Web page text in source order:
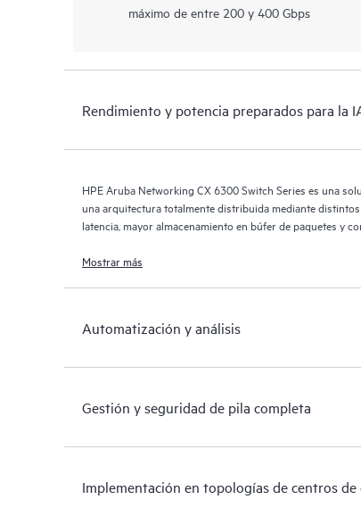
máximo de entre 200 y 400 Gbps
Rendimiento y potencia preparados para la
HPE Aruba Networking CX 6300 Switch Series es una
una arquitectura totalmente distribuida mediante
latencia, mayor almacenamiento en búfer de paquetes y
Mostrar más
Automatización y análisis
Gestión y seguridad de pila completa
Implementación en topologías de centros de